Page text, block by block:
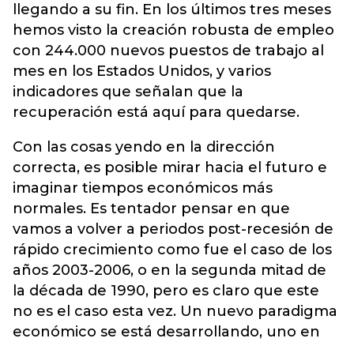
llegando a su fin. En los últimos tres meses
hemos visto la creación robusta de empleo
con 244.000 nuevos puestos de trabajo al
mes en los Estados Unidos, y varios
indicadores que señalan que la
recuperación está aquí para quedarse.
Con las cosas yendo en la dirección
correcta, es posible mirar hacia el futuro e
imaginar tiempos económicos más
normales. Es tentador pensar en que
vamos a volver a periodos post-recesión de
rápido crecimiento como fue el caso de los
años 2003-2006, o en la segunda mitad de
la década de 1990, pero es claro que este
no es el caso esta vez. Un nuevo paradigma
económico se está desarrollando, uno en